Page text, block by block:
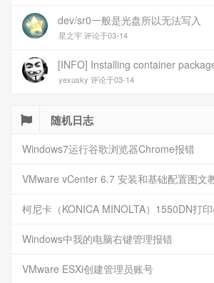
dev/sr0一般是光盘所以无法写入
星之宇 评论于03-14
yexusky 评论于03-14
随机日志
Windows7运行谷歌浏览器Chrome报错
VMware vCenter 6.7 安装和基础配置图文
柯尼卡（KONICA MINOLTA）1550DN打
Windows中我的电脑右键管理报错
VMware ESXi创建管理员账号